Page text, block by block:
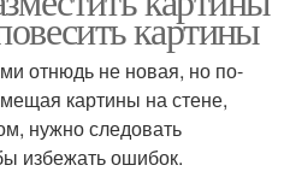
картины
отнюдь не новая, но по-
картины на стене,
нужно следовать
избежать ошибок.